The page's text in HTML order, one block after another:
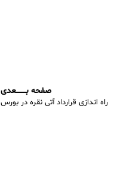
صفحه بــــــــعدی
راه اندازی قرارداد آتی نقره در بورس